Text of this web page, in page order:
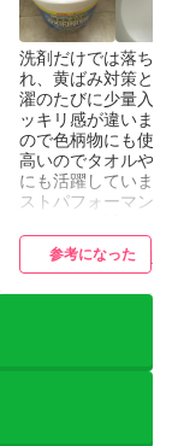
洗剤だけでは落ち
れ、黄ばみ対策と
濯のたびに少量入
ッキリ感が違いま
ので色柄物にも使
高いのでタオルや
にも活躍していま
ストパフォーマン
の仕上がりがワン
ピートしたい商品
参考になった